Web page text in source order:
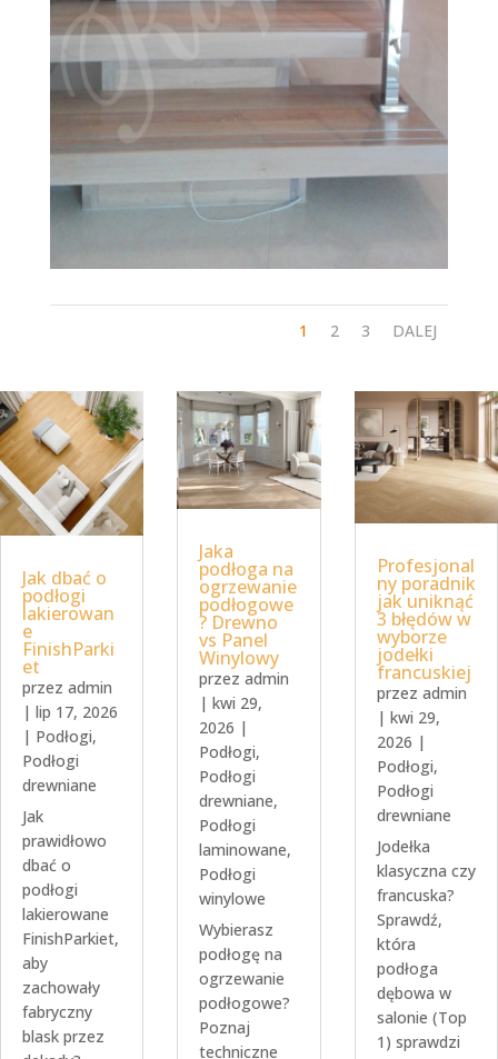
1 2 3 DALEJ
Jak dbać o
podłogi
lakierowan
e
FinishParki
et
przez admin
| lip 17, 2026
| Podłogi,
Podłogi
drewniane
Jak
prawidłowo
dbać o
podłogi
lakierowane
FinishParkiet,
aby
zachowały
fabryczny
blask przez
Jaka
podłoga na
ogrzewanie
podłogowe
? Drewno
vs Panel
Winylowy
przezadmin
|kwi 29,
2026 |
Podłogi,
Podłogi
drewniane,
Podłogi
laminowane,
Podłogi
winylowe
Wybierasz
podłogę na
ogrzewanie
podłogowe?
Poznaj
techniczne
Profesjonal
ny poradnik
jak uniknąć
3 błędów w
wyborze
jodełki
francuskiej
przez admin
| kwi 29,
2026 |
Podłogi,
Podłogi
drewniane
Jodełka
klasyczna czy
francuska?
Sprawdź,
która
podłoga
dębowa w
salonie (Top
1) sprawdzi